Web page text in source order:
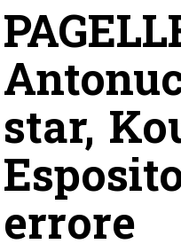
star,
errore